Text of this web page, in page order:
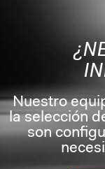
Nuestro
la selección
son